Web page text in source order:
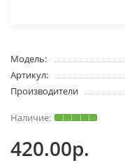
Модель:
Артикул:
Производители
420.00р.